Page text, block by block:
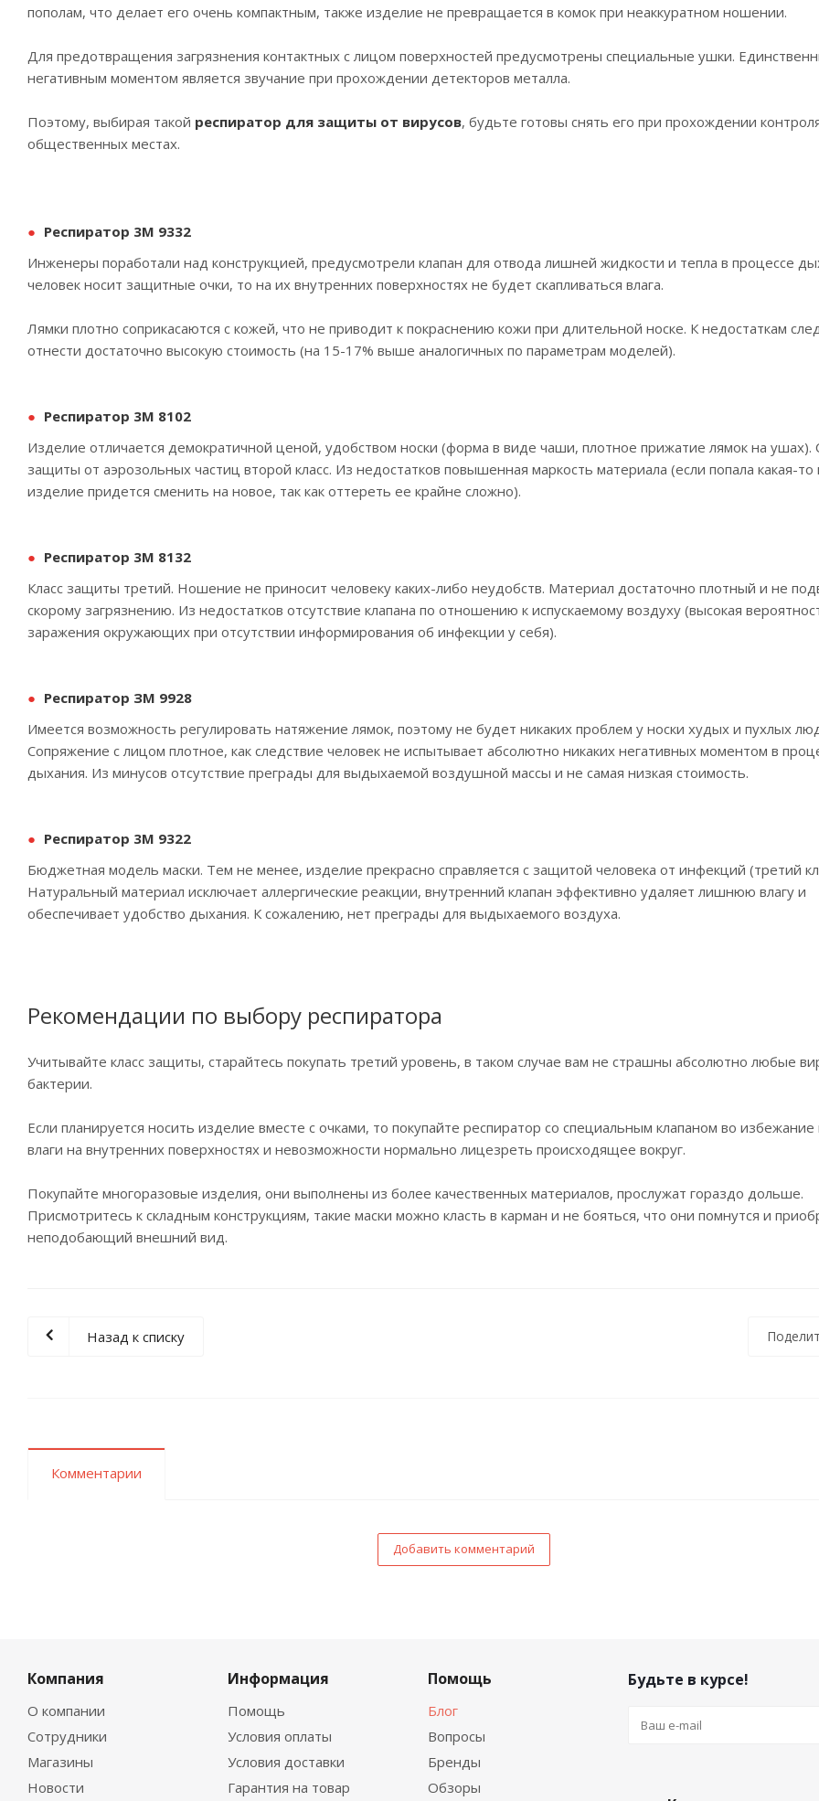
пополам, что делает его очень компактным, также изделие не превращается в комок при неаккуратном ношении.
Для предотвращения загрязнения контактных с лицом поверхностей предусмотрены специальные ушки.
негативным моментом является звучание при прохождении детекторов металла.
Поэтому, выбирая такой респиратор для защиты от вирусов, будьте готовы снять его при прохождении
общественных местах.
Респиратор 3М 9332
Инженеры поработали над конструкцией, предусмотрели клапан для отвода лишней жидкости и тепла в процессе
человек носит защитные очки, то на их внутренних поверхностях не будет скапливаться влага.
Лямки плотно соприкасаются с кожей, что не приводит к покраснению кожи при длительной носке. К недостаткам
отнести достаточно высокую стоимость (на 15-17% выше аналогичных по параметрам моделей).
Респиратор 3М 8102
Изделие отличается демократичной ценой, удобством носки (форма в виде чаши, плотное прижатие лямок на ушах).
защиты от аэрозольных частиц второй класс. Из недостатков повышенная маркость материала (если попала какая-то
изделие придется сменить на новое, так как оттереть ее крайне сложно).
Респиратор 3М 8132
Класс защиты третий. Ношение не приносит человеку каких-либо неудобств. Материал достаточно плотный и не
скорому загрязнению. Из недостатков отсутствие клапана по отношению к испускаемому воздуху (высокая
заражения окружающих при отсутствии информирования об инфекции у себя).
Респиратор ЗМ 9928
Имеется возможность регулировать натяжение лямок, поэтому не будет никаких проблем у носки худых и пухлых
Сопряжение с лицом плотное, как следствие человек не испытывает абсолютно никаких негативных моментом в
дыхания. Из минусов отсутствие преграды для выдыхаемой воздушной массы и не самая низкая стоимость.
Респиратор 3М 9322
Бюджетная модель маски. Тем не менее, изделие прекрасно справляется с защитой человека от инфекций (третий
Натуральный материал исключает аллергические реакции, внутренний клапан эффективно удаляет лишнюю влагу и
обеспечивает удобство дыхания. К сожалению, нет преграды для выдыхаемого воздуха.
Рекомендации по выбору респиратора
Учитывайте класс защиты, старайтесь покупать третий уровень, в таком случае вам не страшны абсолютно любые
бактерии.
Если планируется носить изделие вместе с очками, то покупайте респиратор со специальным клапаном во избежание
влаги на внутренних поверхностях и невозможности нормально лицезреть происходящее вокруг.
Покупайте многоразовые изделия, они выполнены из более качественных материалов, прослужат гораздо дольше.
Присмотритесь к складным конструкциям, такие маски можно класть в карман и не бояться, что они помнутся и
неподобающий внешний вид.
Назад к списку
Комментарии
Добавить комментарий
Компания
О компании
Сотрудники
Магазины
Новости
Информация
Помощь
Условия оплаты
Условия доставки
Гарантия на товар
Помощь
Блог
Вопросы
Бренды
Обзоры
Будьте в курсе!